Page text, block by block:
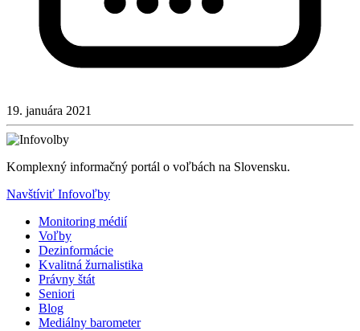
19. januára 2021
Komplexný informačný portál o voľbách na Slovensku.
Navštíviť Infovoľby
Monitoring médií
Voľby
Dezinformácie
Kvalitná žurnalistika
Právny štát
Seniori
Blog
Mediálny barometer